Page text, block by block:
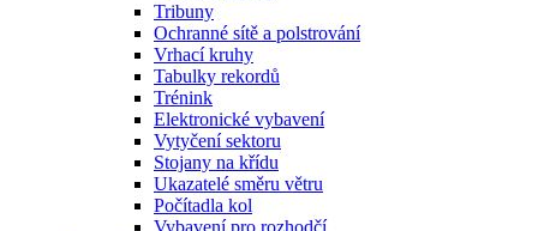
Tribuny
Ochranné sítě a polstrování
Vrhací kruhy
Tabulky rekordů
Trénink
Elektronické vybavení
Vytyčení sektoru
Stojany na křídu
Ukazatelé směru větru
Počítadla kol
Vybavení pro rozhodčí